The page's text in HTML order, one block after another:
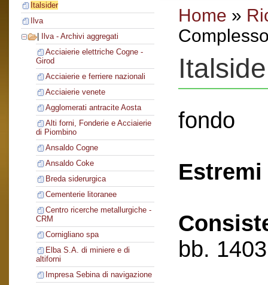
Italsider
Ilva
Ilva - Archivi aggregati
Acciaierie elettriche Cogne -
Girod
Acciaierie e ferriere nazionali
Acciaierie venete
Agglomerati antracite Aosta
Alti forni, Fonderie e Acciaierie
di Piombino
Ansaldo Cogne
Ansaldo Coke
Breda siderurgica
Cementerie litoranee
Centro ricerche metallurgiche -
CRM
Cornigliano spa
Elba S.A. di miniere e di
altiforni
Impresa Sebina di navigazione
Home »
fondo
bb. 1403